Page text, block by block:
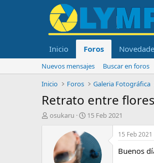
Inicio Foros
Nuevos mensajes
Buscar en foros
Inicio
Foros Galeria Fotográfica
Retrato entre flores
Iosukaru
F
c
a
15 Feb 2021
15 Feb 2021
Buenos